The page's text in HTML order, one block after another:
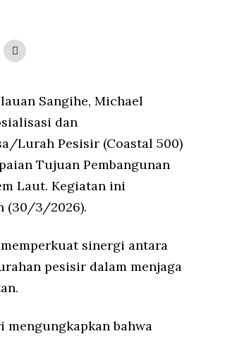
Sangihe, Michael
dan
Lurah Pesisir (Coastal 500)
Tujuan Pembangunan
Laut. Kegiatan ini
(30/3/2026).
sinergi antara
pesisir dalam menjaga
bahwa